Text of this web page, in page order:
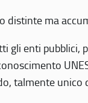
ma
gli enti
talmente